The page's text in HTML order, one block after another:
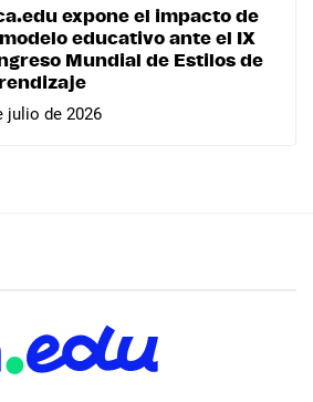
expone el impacto de
educativo ante el IX
Mundial de Estilos de
julio de 2026